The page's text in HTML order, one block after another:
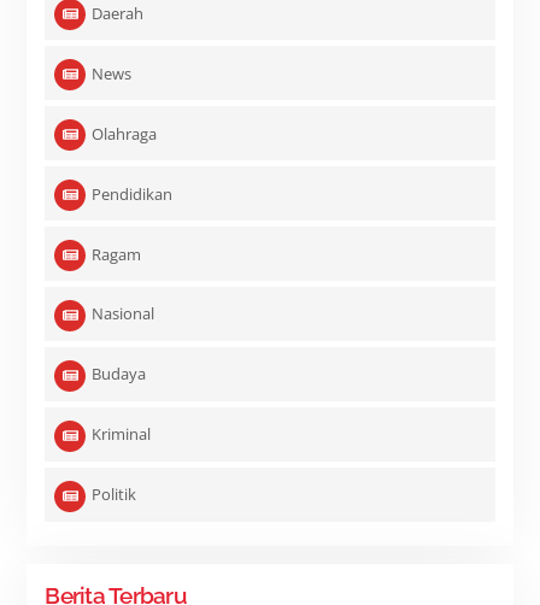
Daerah
News
Olahraga
Pendidikan
Ragam
Nasional
Budaya
Kriminal
Politik
Berita Terbaru